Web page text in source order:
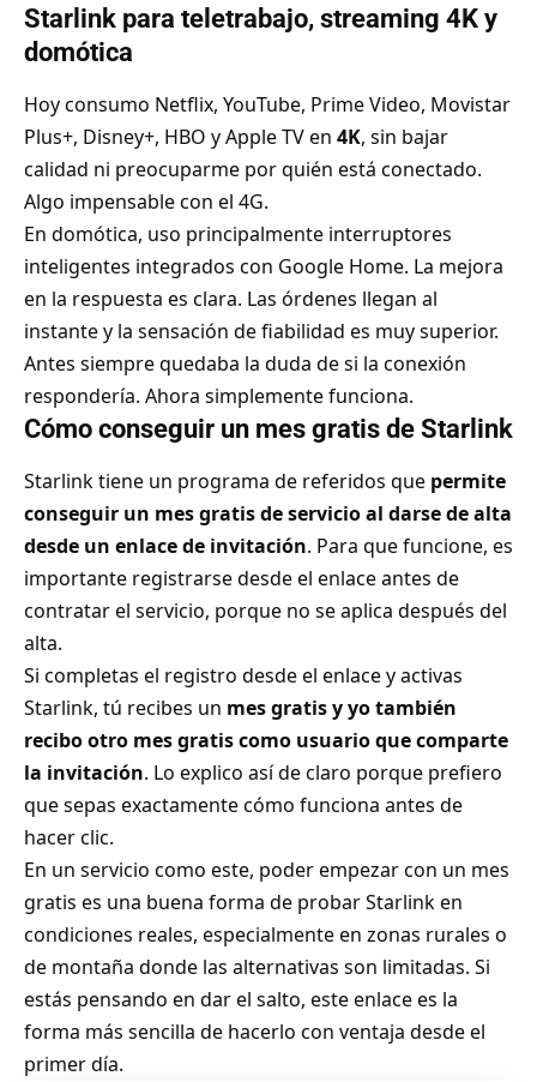
Starlink para teletrabajo, streaming 4K y
domótica
Hoy consumo Netflix, YouTube, Prime Video, Movistar
Plus+, Disney+, HBO y Apple TV en 4K, sin bajar
calidad ni preocuparme por quién está conectado.
Algo impensable con el 4G.
En domótica, uso principalmente interruptores
inteligentes integrados con Google Home. La mejora
en la respuesta es clara. Las órdenes llegan al
instante y la sensación de fiabilidad es muy superior.
Antes siempre quedaba la duda de si la conexión
respondería. Ahora simplemente funciona.
Cómo conseguir un mes gratis de Starlink
Starlink tiene un programa de referidos que permite
conseguir un mes gratis de servicio al darse de alta
desde un enlace de invitación. Para que funcione, es
importante registrarse desde el enlace antes de
contratar el servicio, porque no se aplica después del
alta.
Si completas el registro desde el enlace y activas
Starlink, tú recibes un mes gratis y yo también
recibo otro mes gratis como usuario que comparte
la invitación. Lo explico así de claro porque prefiero
que sepas exactamente cómo funciona antes de
hacer clic.
En un servicio como este, poder empezar con un mes
gratis es una buena forma de probar Starlink en
condiciones reales, especialmente en zonas rurales o
de montaña donde las alternativas son limitadas. Si
estás pensando en dar el salto, este enlace es la
forma más sencilla de hacerlo con ventaja desde el
primer día.